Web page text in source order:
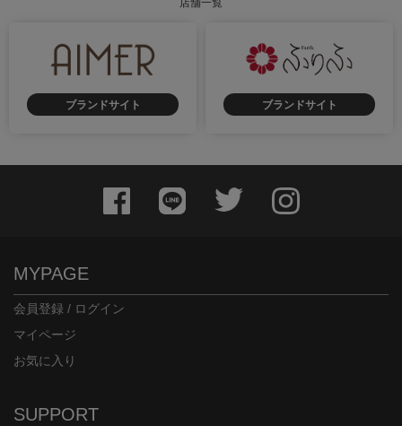
店舗一覧
ブランドサイト ブランドサイト
MYPAGE
会員登録 / ログイン
マイページ
お気に入り
SUPPORT